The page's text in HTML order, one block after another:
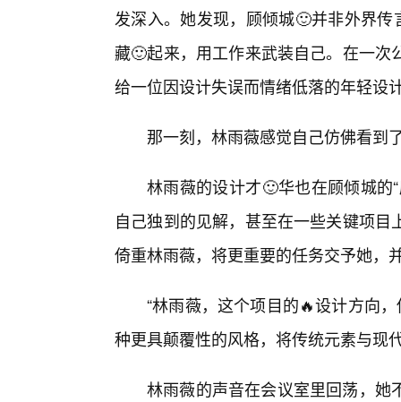
发深入。她发现，顾倾城🙂并非外界
藏🙂起来，用工作来武装自己。在一
给一位因设计失误而情绪低落的年轻设
那一刻，林雨薇感觉自己仿佛看到
林雨薇的设计才🙂华也在顾倾城的
自己独到的见解，甚至在一些关键项
倚重林雨薇，将更重要的任务交予她，
“林雨薇，这个项目的🔥设计方向
种更具颠覆性的风格，将传统元素与
林雨薇的声音在会议室里回荡，她